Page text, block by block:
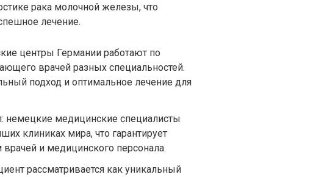
рака молочной железы, что
лечение.
центры Германии работают по
врачей разных специальностей.
подход и оптимальное лечение для
медицинские специалисты
клиниках мира, что гарантирует
и медицинского персонала.
рассматривается как уникальный